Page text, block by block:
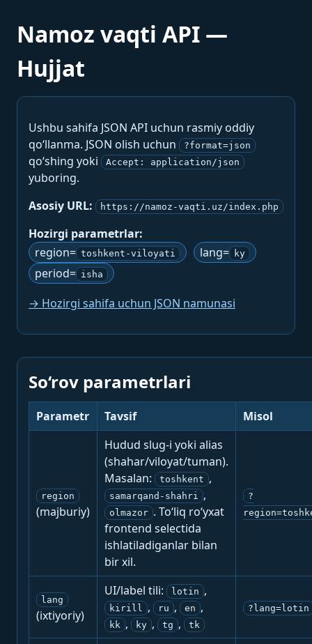
Namoz vaqti API —
Hujjat
Ushbu sahifa JSON API uchun rasmiy oddiy
qo‘llanma. JSON olish uchun
?format=json
qo‘shing yoki Accept: application/json
yuboring.
Asosiy URL:
https://namoz-vaqti.uz/index.php
Hozirgi parametrlar:
region= toshkent-viloyati lang= ky
period= isha
→ Hozirgi sahifa uchun JSON namunasi
So‘rov parametrlari
Parametr Tavsif Misol
region
(majburiy)
Hudud slug-i yoki alias
(shahar/viloyat/tuman).
Masalan:
toshkent ,
samarqand-shahri ,
olmazor . To‘liq ro‘yxat
frontend selectida
ishlatiladiganlar bilan
bir xil.
?
lang
(ixtiyoriy)
UI/label tili: lotin ,
kirill , ru , en ,
kk , ky , tg , tk
?lang=lotin